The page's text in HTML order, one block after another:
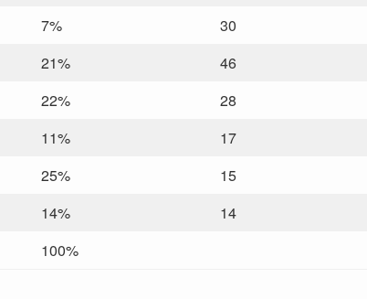
7%
30
21%
46
22%
28
11%
17
25%
15
14%
14
100%